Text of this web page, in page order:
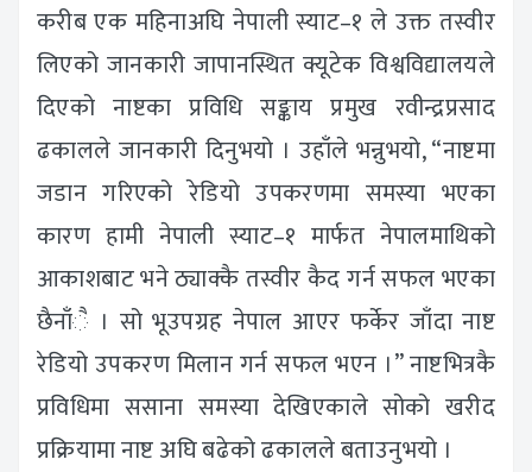
करीब एक महिनाअघि नेपाली स्याट–१ ले उक्त तस्वीर
लिएको जानकारी जापानस्थित क्यूटेक विश्वविद्यालयले
दिएको नाष्टका प्रविधि सङ्काय प्रमुख रवीन्द्रप्रसाद
ढकालले जानकारी दिनुभयो । उहाँले भन्नुभयो, “नाष्टमा
जडान गरिएको रेडियो उपकरणमा समस्या भएका
कारण हामी नेपाली स्याट–१ मार्फत नेपालमाथिको
आकाशबाट भने ठ्याक्कै तस्वीर कैद गर्न सफल भएका
छैनाँै । सो भूउपग्रह नेपाल आएर फर्केर जाँदा नाष्ट
रेडियो उपकरण मिलान गर्न सफल भएन ।” नाष्टभित्रकै
प्रविधिमा ससाना समस्या देखिएकाले सोको खरीद
प्रक्रियामा नाष्ट अघि बढेको ढकालले बताउनुभयो ।